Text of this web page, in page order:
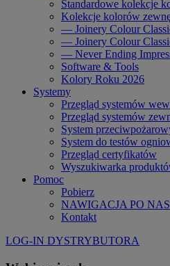
Standardowe kolekcje
Kolekcje kolorów
— Joinery Colour
— Joinery Colour
— Never Ending
Software & Tools
Kolory Roku 2026
Systemy
Przegląd systemów
Przegląd systemów
System
System do testów
Przegląd certyfikatów
Wyszukiwarka
Pomoc
Pobierz
NAWIGACJA PO
Kontakt
LOG-IN DYSTRYBUTORA